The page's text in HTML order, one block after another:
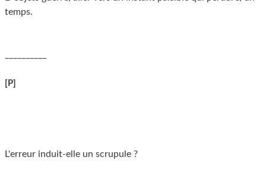
temps.
[P]
L'erreur induit-elle un scrupule ?